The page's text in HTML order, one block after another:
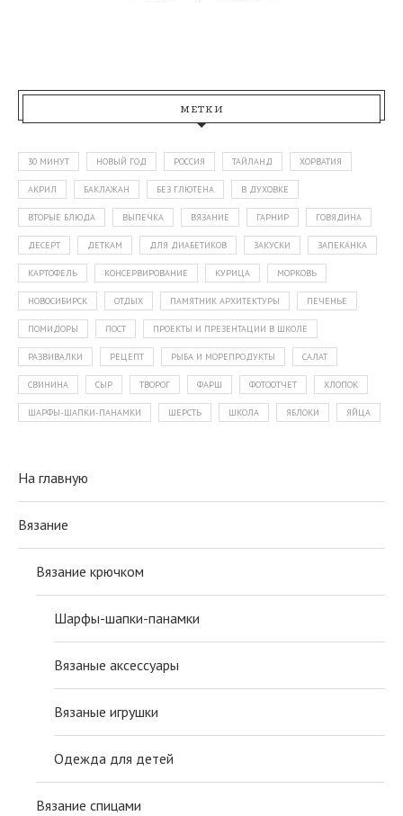
МЕТКИ
30 МИНУТ НОВЫЙ ГОД РОССИЯ ТАЙЛАНД ХОРВАТИЯ
АКРИЛ БАКЛАЖАН БЕЗ ГЛЮТЕНА В ДУХОВКЕ
ВТОРЫЕ БЛЮДА ВЫПЕЧКА ВЯЗАНИЕ ГАРНИР ГОВЯДИНА
ДЕСЕРТ ДЕТКАМ ДЛЯ ДИАБЕТИКОВ ЗАКУСКИ ЗАПЕКАНКА
КАРТОФЕЛЬ КОНСЕРВИРОВАНИЕ КУРИЦА МОРКОВЬ
НОВОСИБИРСК ОТДЫХ ПАМЯТНИК АРХИТЕКТУРЫ ПЕЧЕНЬЕ
ПОМИДОРЫ ПОСТ ПРОЕКТЫ И ПРЕЗЕНТАЦИИ В ШКОЛЕ
РАЗВИВАЛКИ РЕЦЕПТ РЫБА И МОРЕПРОДУКТЫ САЛАТ
СВИНИНА СЫР ТВОРОГ ФАРШ ФОТООТЧЕТ ХЛОПОК
ШАРФЫ-ШАПКИ-ПАНАМКИ ШЕРСТЬ ШКОЛА ЯБЛОКИ ЯЙЦА
На главную
Вязание
Вязание крючком
Шарфы-шапки-панамки
Вязаные аксессуары
Вязаные игрушки
Одежда для детей
Вязание спицами